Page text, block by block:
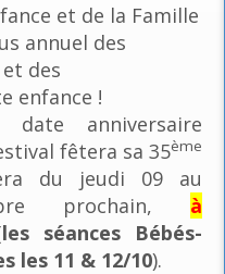
et de la Famille
annuel des
des
enfance !
anniversaire
fêtera sa 35ème
du jeudi 09 au
prochain, à
les séances Bébés-
les 11 & 12/10).